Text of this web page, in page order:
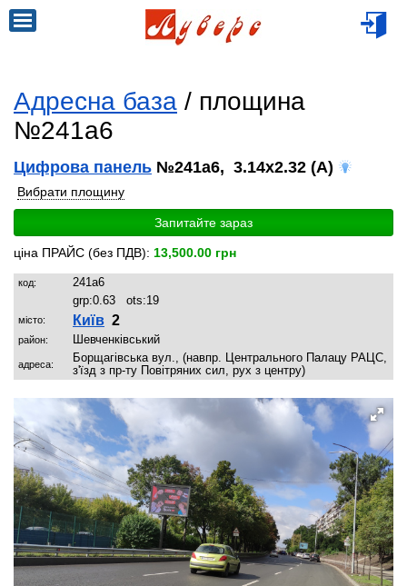
Адресна база / площина
№241a6
Цифрова панель №241a6, 3.14x2.32 (A)
Вибрати площину
Запитайте зараз
ціна ПРАЙС (без ПДВ): 13,500.00 грн
код:
241a6
grp:0.63 ots:19
місто: Київ 2
район: Шевченківський
адреса:
Борщагівська вул., (навпр. Центрального Палацу РАЦС,
з'їзд з пр-ту Повітряних сил, рух з центру)